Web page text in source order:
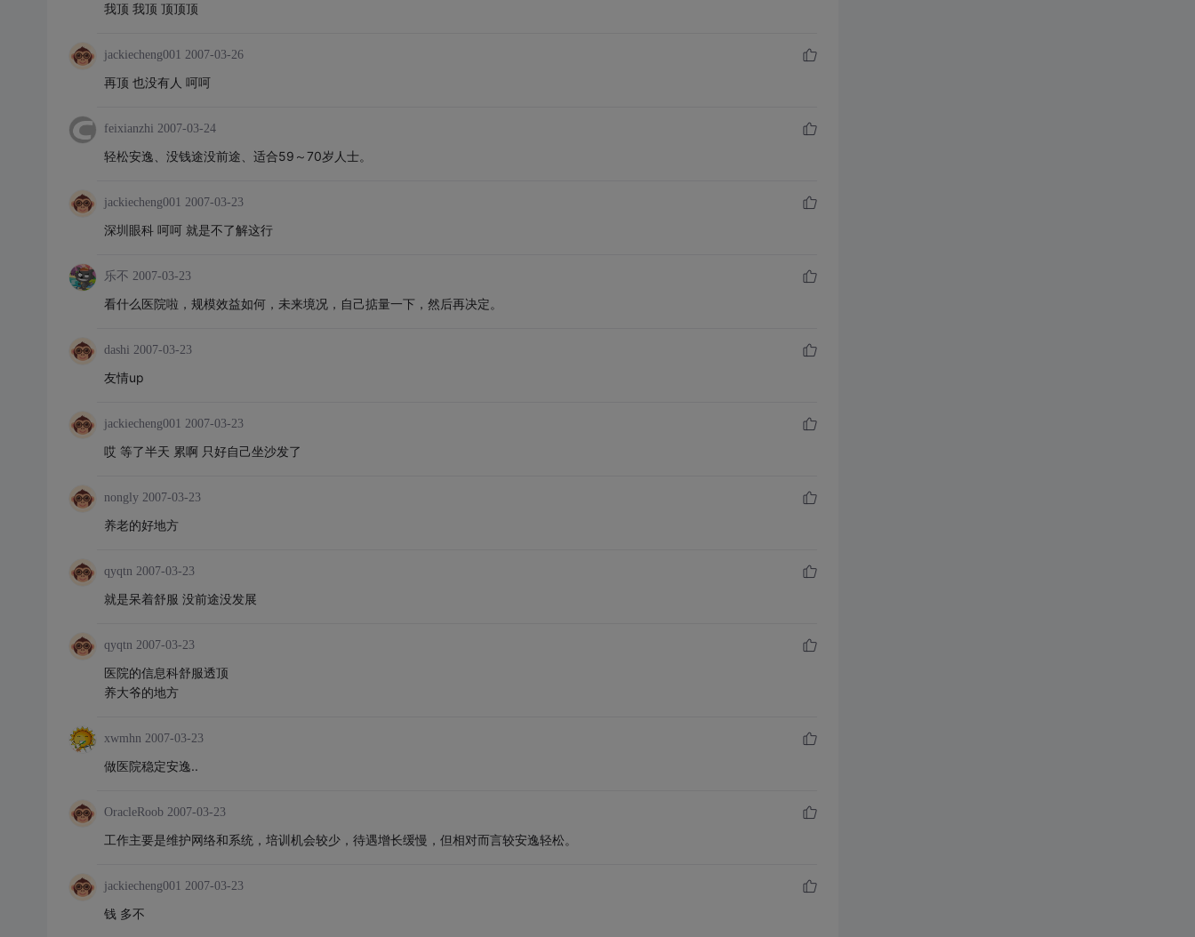
我顶 我顶 顶顶顶
jackiecheng001 2007-03-26
再顶 也没有人 呵呵
feixianzhi 2007-03-24
轻松安逸、没钱途没前途、适合59～70岁人士。
jackiecheng001 2007-03-23
深圳眼科 呵呵 就是不了解这行
乐不 2007-03-23
看什么医院啦，规模效益如何，未来境况，自己掂量一下，然后再决定。
dashi 2007-03-23
友情up
jackiecheng001 2007-03-23
哎 等了半天 累啊 只好自己坐沙发了
nongly 2007-03-23
养老的好地方
qyqtn 2007-03-23
就是呆着舒服 没前途没发展
qyqtn 2007-03-23
医院的信息科舒服透顶
养大爷的地方
xwmhn 2007-03-23
做医院稳定安逸..
OracleRoob 2007-03-23
工作主要是维护网络和系统，培训机会较少，待遇增长缓慢，但相对而言较安逸轻松。
jackiecheng001 2007-03-23
钱 多不